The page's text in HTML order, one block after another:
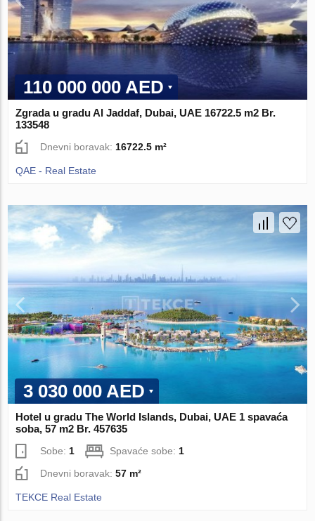
110 000 000 AED
Zgrada u gradu Al Jaddaf, Dubai, UAE 16722.5 m2 Br.
133548
Dnevni boravak: 16722.5 m²
QAE - Real Estate
3 030 000 AED
Hotel u gradu The World Islands, Dubai, UAE 1 spavaća
soba, 57 m2 Br. 457635
Sobe:1 Spavaće sobe:1
Dnevni boravak:57 m²
TEKCE Real Estate